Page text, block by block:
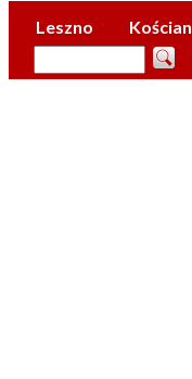
Leszno Kościan